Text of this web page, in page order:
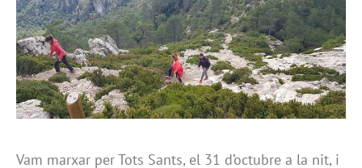
Vam marxar per Tots Sants, el 31 d’octubre a la nit, i